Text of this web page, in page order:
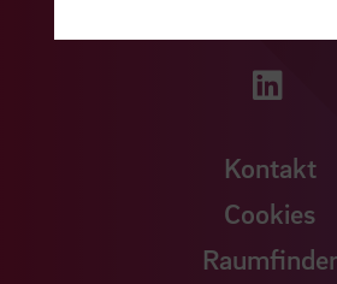
Zu unserer
Zu
Kontakt
Cookies
Raumfinder